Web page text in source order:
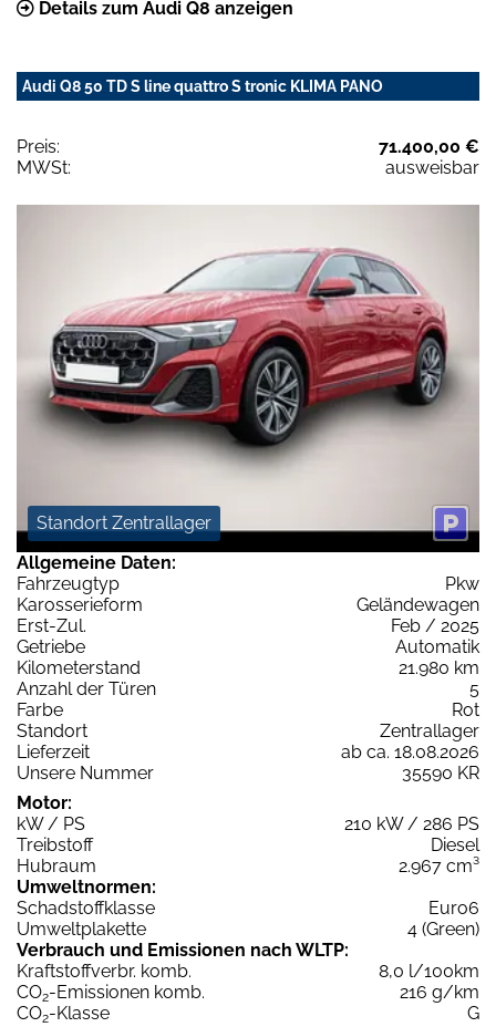
Details zum Audi Q8 anzeigen
Audi Q8 50 TD S line quattro S tronic KLIMA PANO
Preis:
71.400,00 €
MWSt:
ausweisbar
Standort Zentrallager
Allgemeine Daten:
Fahrzeugtyp
Pkw
Karosserieform
Geländewagen
Erst-Zul.
Feb / 2025
Getriebe
Automatik
Kilometerstand
21.980 km
Anzahl der Türen
5
Farbe
Rot
Standort
Zentrallager
Lieferzeit
ab ca. 18.08.2026
Unsere Nummer
35590 KR
Motor:
kW / PS
210 kW / 286 PS
Treibstoff
Diesel
Hubraum
2.967 cm³
Umweltnormen:
Schadstoffklasse
Euro6
Umweltplakette
4 (Green)
Verbrauch und Emissionen nach WLTP:
Kraftstoffverbr. komb.
8,0 l/100km
CO2-Emissionen komb.
216 g/km
CO2-Klasse
G